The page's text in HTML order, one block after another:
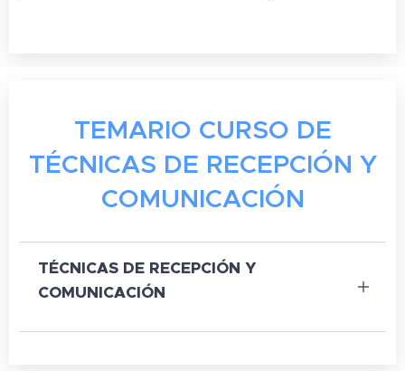
TEMARIO CURSO DE
TÉCNICAS DE RECEPCIÓN Y
COMUNICACIÓN
TÉCNICAS DE RECEPCIÓN Y
COMUNICACIÓN